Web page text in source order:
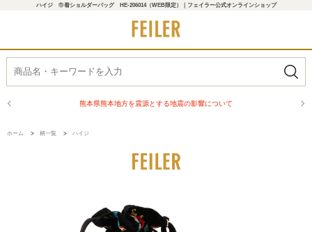
ハイジ 巾着ショルダーバッグ HE-206014（WEB限定）｜フェイラー公式オンラインショップ
熊本県熊本地方を震源とする地震の影響について
ホーム > 柄一覧 > ハイジ